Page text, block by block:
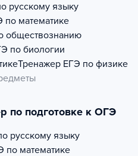
русскому языку
по математике
обществознанию
по биологии
Тренажер ЕГЭ по физике
по подготовке к ОГЭ
русскому языку
по математике